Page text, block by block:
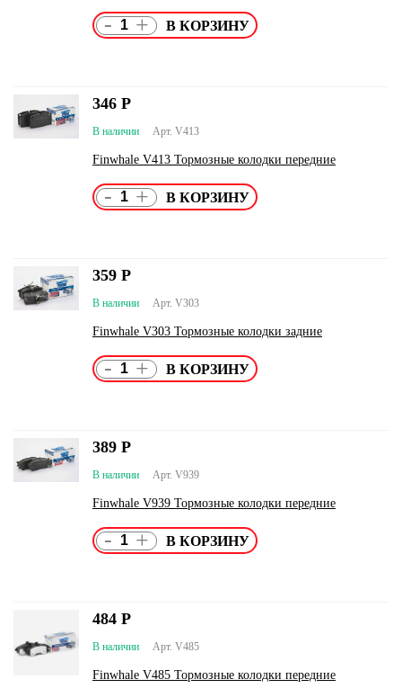
- +
Арт. V413
В наличии
Finwhale V413 Тормозные колодки передние
346 Р
- +
Арт. V303
В наличии
Finwhale V303 Тормозные колодки задние
359 Р
- +
Арт. V939
В наличии
Finwhale V939 Тормозные колодки передние
389 Р
- +
Арт. V485
В наличии
Finwhale V485 Тормозные колодки передние
484 Р